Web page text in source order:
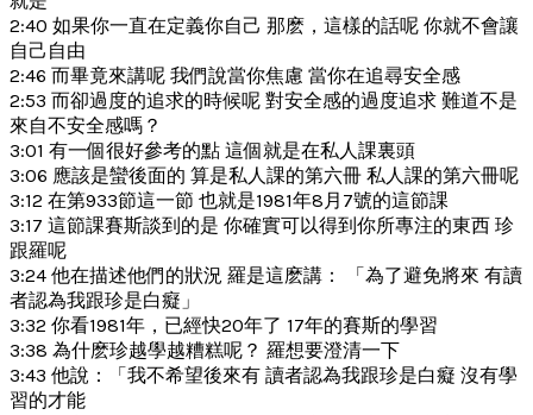
2:40 如果你一直在定義你自己 那麽，這樣的話呢 你就不會讓
自己自由
2:46 而畢竟來講呢 我們說當你焦慮 當你在追尋安全感
2:53 而卻過度的追求的時候呢 對安全感的過度追求 難道不是
來自不安全感嗎？
3:01 有一個很好參考的點 這個就是在私人課裏頭
3:06 應該是蠻後面的 算是私人課的第六冊 私人課的第六冊呢
3:12 在第933節這一節 也就是1981年8月7號的這節課
3:17 這節課賽斯談到的是 你確實可以得到你所專注的東西 珍
跟羅呢
3:24 他在描述他們的狀況 羅是這麽講： 「為了避免將來 有讀
者認為我跟珍是白癡」
3:32 你看1981年，已經快20年了 17年的賽斯的學習
3:38 為什麽珍越學越糟糕呢？ 羅想要澄清一下
3:43 他說：「我不希望後來有 讀者認為我跟珍是白癡 沒有學
習的才能